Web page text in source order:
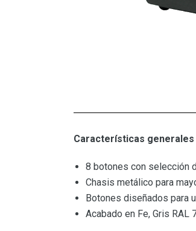
Características generales
8 botones con selección
Chasis metálico para
Botones diseñados para
Acabado en Fe, Gris RAL